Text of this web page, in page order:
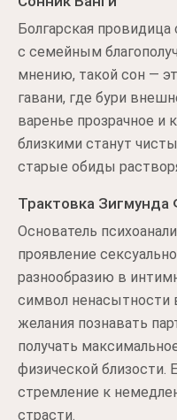
Болгарская провидица
с семейным
мнению, такой сон —
гавани, где бури
варенье прозрачное и
близкими станут
старые обиды
Трактовка Зигмунда
Основатель
проявление
разнообразию в
символ
желания познавать
получать
физической близости.
стремление к
страсти.